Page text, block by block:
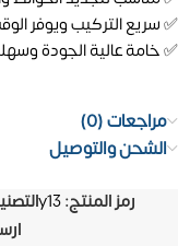
✅ سريع التركيب ويوفر
✅ خامة عالية الجودة
مراجعات (0)
الشحن والتوصيل
رمز المنتج:y13